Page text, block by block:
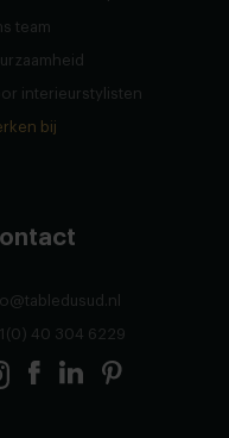
team
interieurstylisten
bij
40 304 6229